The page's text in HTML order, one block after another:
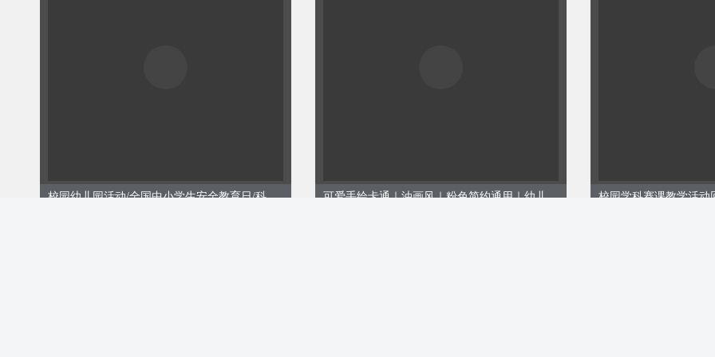
校园幼儿园活动/全国中小学生安全教育日/科普/教研总结 可爱手绘卡通｜油画风｜粉色简约通用｜幼儿园小学｜学校教育 校园学科赛课教学活动